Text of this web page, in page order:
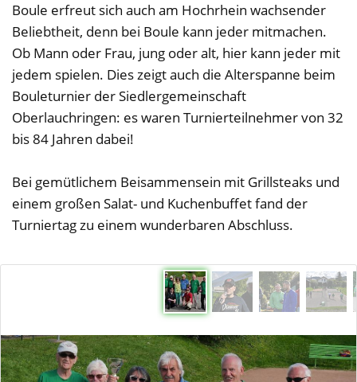
Boule erfreut sich auch am Hochrhein wachsender
Beliebtheit, denn bei Boule kann jeder mitmachen.
Ob Mann oder Frau, jung oder alt, hier kann jeder mit
jedem spielen. Dies zeigt auch die Alterspanne beim
Bouleturnier der Siedlergemeinschaft
Oberlauchringen: es waren Turnierteilnehmer von 32
bis 84 Jahren dabei!
Bei gemütlichem Beisammensein mit Grillsteaks und
einem großen Salat- und Kuchenbuffet fand der
Turniertag zu einem wunderbaren Abschluss.